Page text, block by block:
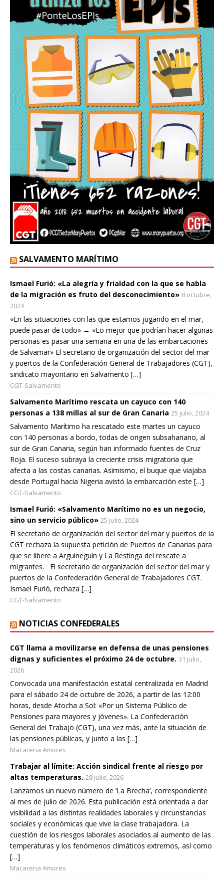
SALVAMENTO MARÍTIMO
Ismael Furió: «La alegría y frialdad con la que se habla
de la migración es fruto del desconocimiento» 8 octubre,
2024
«En las situaciones con las que estamos jugando en el mar,
puede pasar de todo» → «Lo mejor que podrían hacer algunas
personas es pasar una semana en una de las embarcaciones
de Salvamar» El secretario de organización del sector del mar
y puertos de la Confederación General de Trabajadores (CGT),
sindicato mayoritario en Salvamento […]
CGT-Salvamento
Salvamento Marítimo rescata un cayuco con 140
personas a 138 millas al sur de Gran Canaria 25 julio, 2024
Salvamento Marítimo ha rescatado este martes un cayuco
con 140 personas a bordo, todas de origen subsahariano, al
sur de Gran Canaria, según han informado fuentes de Cruz
Roja. El suceso subraya la creciente crisis migratoria que
afecta a las costas canarias. Asimismo, el buque que viajaba
desde Portugal hacia Nigeria avistó la embarcación este […]
CGT-Salvamento
Ismael Furió: «Salvamento Marítimo no es un negocio,
sino un servicio público» 25 julio, 2024
El secretario de organización del sector del mar y puertos de la
CGT rechaza la supuesta petición de Puertos de Canarias para
que se libere a Arguineguín y La Restinga del rescate a
migrantes. El secretario de organización del sector del mar y
puertos de la Confederación General de Trabajadores CGT.
Ismael Furió, rechaza […]
CGT-Salvamento
NOTICIAS CONFEDERALES
CGT llama a movilizarse en defensa de unas pensiones
dignas y suficientes el próximo 24 de octubre. 31 julio,
2026
Convocada una manifestación estatal centralizada en Madrid
para el sábado 24 de octubre de 2026, a partir de las 12:00
horas, desde Atocha a Sol: «Por un Sistema Público de
Pensiones para mayores y jóvenes». La Confederación
General del Trabajo (CGT), una vez más, ante la situación de
las pensiones públicas, y junto a las […]
Macarena Amores
Trabajar al límite: Acción sindical frente al riesgo por
altas temperaturas. 28 julio, 2026
Lanzamos un nuevo número de ‘La Brecha’, correspondiente
al mes de julio de 2026. Esta publicación está orientada a dar
visibilidad a las distintas realidades laborales y circunstancias
sociales y económicas que vive la clase trabajadora. La
cuestión de los riesgos laborales asociados al aumento de las
temperaturas y los fenómenos climáticos extremos, así como
[…]
Macarena Amores